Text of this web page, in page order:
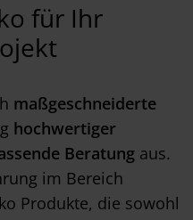
für Ihr
maßgeschneiderte
hochwertiger
Beratung aus.
im Bereich
Produkte, die sowohl